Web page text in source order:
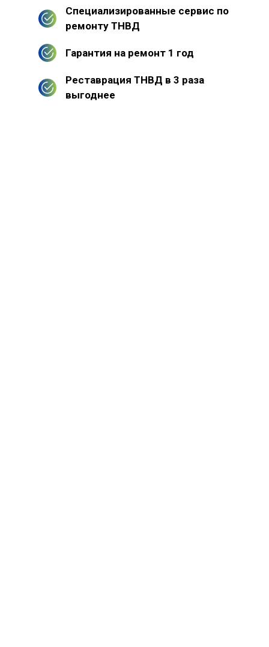
Специализированные сервис по
ремонту ТНВД
Гарантия на ремонт 1 год
Реставрация ТНВД в 3 раза
выгоднее